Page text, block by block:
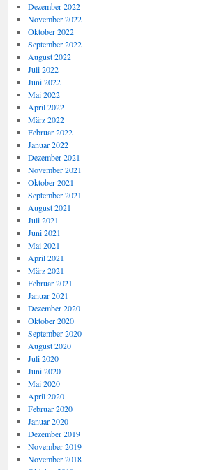
Dezember 2022
November 2022
Oktober 2022
September 2022
August 2022
Juli 2022
Juni 2022
Mai 2022
April 2022
März 2022
Februar 2022
Januar 2022
Dezember 2021
November 2021
Oktober 2021
September 2021
August 2021
Juli 2021
Juni 2021
Mai 2021
April 2021
März 2021
Februar 2021
Januar 2021
Dezember 2020
Oktober 2020
September 2020
August 2020
Juli 2020
Juni 2020
Mai 2020
April 2020
Februar 2020
Januar 2020
Dezember 2019
November 2019
November 2018